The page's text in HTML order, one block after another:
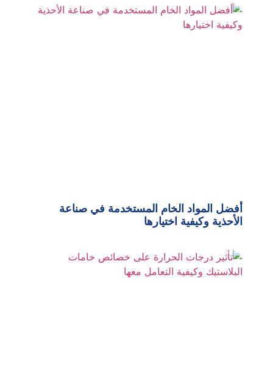
أفضل المواد الخام المستخدمة في صناعة
الأحذية وكيفية اختيارها